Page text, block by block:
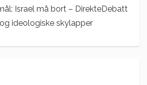
Israel må bort – DirekteDebatt
ideologiske skylapper